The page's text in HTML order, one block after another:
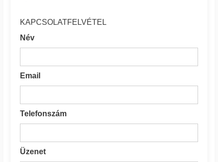
KAPCSOLATFELVÉTEL
Név
Email
Telefonszám
Üzenet